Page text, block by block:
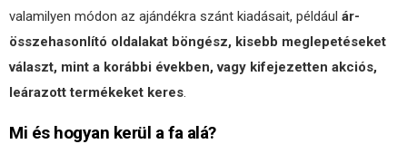
valamilyen módon az ajándékra szánt kiadásait, például ár-
összehasonlító oldalakat böngész, kisebb meglepetéseket
választ, mint a korábbi években, vagy kifejezetten akciós,
leárazott termékeket keres.
Mi és hogyan kerül a fa alá?